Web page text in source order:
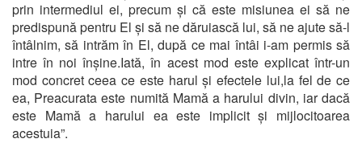
prin intermediul ei, precum și că este misiunea ei să ne
predispună pentru El și să ne dăruiască lui, să ne ajute să-l
întâlnim, să intrăm în El, după ce mai întâi i-am permis să
intre în noi înșine.Iată, în acest mod este explicat într-un
mod concret ceea ce este harul și efectele lui,la fel de ce
ea, Preacurata este numită Mamă a harului divin, iar dacă
este Mamă a harului ea este implicit și mijlocitoarea
acestuia”.